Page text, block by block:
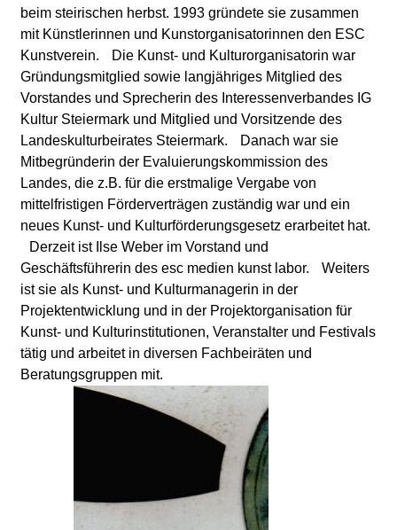
a
b
o
beim steirischen herbst. 1993 gründete sie zusammen
mit Künstlerinnen und Kunstorganisatorinnen den ESC
Kunstverein. Die Kunst- und Kulturorganisatorin war
Gründungsmitglied sowie langjähriges Mitglied des
Vorstandes und Sprecherin des Interessenverbandes IG
Kultur Steiermark und Mitglied und Vorsitzende des
Landeskulturbeirates Steiermark. Danach war sie
Mitbegründerin der Evaluierungskommission des
Landes, die z.B. für die erstmalige Vergabe von
mittelfristigen Förderverträgen zuständig war und ein
neues Kunst- und Kulturförderungsgesetz erarbeitet hat.
Derzeit ist Ilse Weber im Vorstand und
Geschäftsführerin des esc medien kunst labor. Weiters
ist sie als Kunst- und Kulturmanagerin in der
Projektentwicklung und in der Projektorganisation für
Kunst- und Kulturinstitutionen, Veranstalter und Festivals
tätig und arbeitet in diversen Fachbeiräten und
Beratungsgruppen mit.